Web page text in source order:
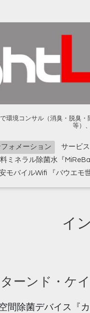
環境コンサル（消臭・脱臭
等）
ォメーション サービス
ミネラル除菌水『
モバイルWifi 『バウエモ世
イ
ーンド・ケ
間除菌デバイス『